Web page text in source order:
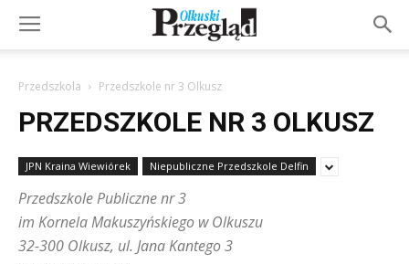
Przedszkola Przedszkole nr 3 Olkusz
PRZEDSZKOLE NR 3 OLKUSZ
JPN Kraina Wiewiórek Niepubliczne Przedszkole Delfin
Przedszkole Publiczne nr 3
im Kornela Makuszyńskiego w Olkuszu
32-300 Olkusz, ul. Jana Kantego 3